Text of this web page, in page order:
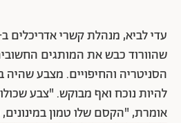
שהוורוד כבש את המותגים
הסניטריה והחיפויים. מצבע שהיה
להיות נוכח ואף מבוקש. "צבע
אומרת, "הקסם שלו טמון